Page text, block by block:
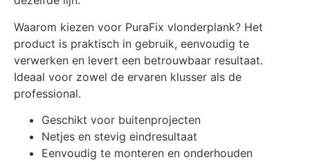
Waarom kiezen voor PuraFix vlonderplank? Het
product is praktisch in gebruik, eenvoudig te
verwerken en levert een betrouwbaar resultaat.
Ideaal voor zowel de ervaren klusser als de
professional.
Geschikt voor buitenprojecten
Netjes en stevig eindresultaat
Eenvoudig te monteren en onderhouden